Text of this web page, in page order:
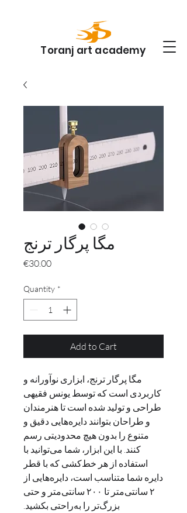
Toranj art academy
مگا پرگار ترنج
€30.00Price
Quantity *
Add to Cart
مگا پرگار ترنج، ابزاری نوآورانه و
کاربردی است که توسط یونس فقیهی
طراحی و تولید شده است تا هنرمندان
و طراحان بتوانند دایره‌هایی دقیق و
متنوع را بدون هیچ محدودیتی رسم
کنند. با این ابزار، شما می‌توانید با
استفاده از هر خط‌کشی که با قطر
دایره شما متناسب است، دایره‌هایی از
۲ سانتی‌متر تا ۲۰۰ سانتی‌متر و حتی
بزرگ‌تر را به‌راحتی بکشید.